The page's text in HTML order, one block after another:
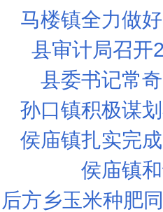
马楼镇全力做
县审计局召开
县委书记常
孙口镇积极谋
侯庙镇扎实完
侯庙镇
后方乡玉米种肥